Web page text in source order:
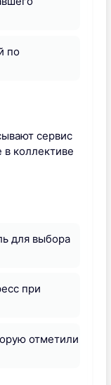
по
сервис
коллективе
для выбора
при
отметили